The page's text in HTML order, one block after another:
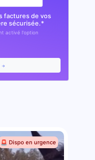
factures de vos
sécurisée.*
activé l'option
🚨 Dispo en urgence